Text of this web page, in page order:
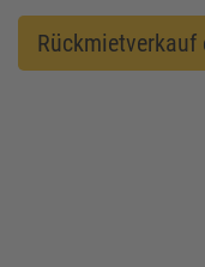
Rückmietverkauf